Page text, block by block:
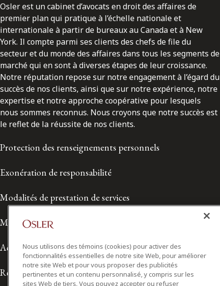
Osler est un cabinet d’avocats en droit des affaires de
premier plan qui pratique à l’échelle nationale et
internationale à partir de bureaux au Canada et à New
York. Il compte parmi ses clients des chefs de file du
secteur et du monde des affaires dans tous les segments de
marché qui en sont à diverses étapes de leur croissance.
Notre réputation repose sur notre engagement à l’égard du
succès de nos clients, ainsi que sur notre expérience, notre
expertise et notre approche coopérative pour lesquels
nous sommes reconnus. Nous croyons que notre succès est
le reflet de la réussite de nos clients.
Protection des renseignements personnels
Exonération de responsabilité
Modalités de prestation de services
Modalités d'utilisation
Accessibilité
Relations avec les médias
Nous utilisons des témoins (cookies) pour activer des
fonctionnalités essentielles de notre site Web, pour améliorer
notre site Web et pour vous proposer des publicités
pertinentes et un contenu personnalisé, y compris sur les
sites Web de tiers. Vous pouvez accepter ou refuser